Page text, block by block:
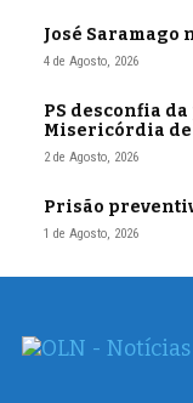
José Saramago
4 de Agosto, 2026
PS desconfia
Misericórdia de
2 de Agosto, 2026
Prisão
1 de Agosto, 2026